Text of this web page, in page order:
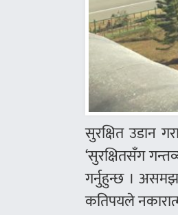
सुरक्षित उडान
‘सुरक्षितसँग
गर्नुहुन्छ ।
कतिपयले